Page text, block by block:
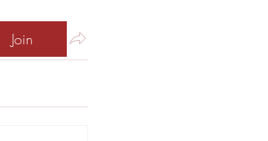
Join